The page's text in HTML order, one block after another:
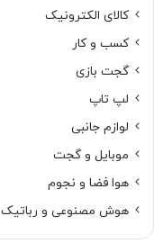
کالای الکترونیک
کسب و کار
گجت بازی
لپ تاپ
لوازم جانبی
موبایل و گجت
هوا فضا و نجوم
هوش مصنوعی و رباتیک